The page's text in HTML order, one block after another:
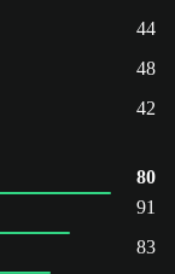
44
48
42
80
91
83